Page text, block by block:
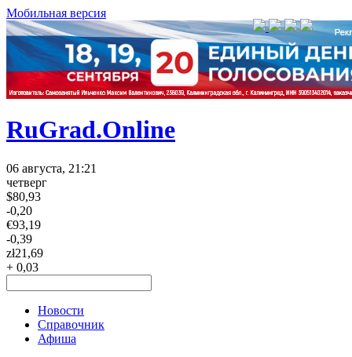
Мобильная версия
RuGrad.Online
06 августа, 21:21
четверг
$80,93
-0,20
€93,19
-0,39
zł21,69
+ 0,03
Новости
Справочник
Афиша